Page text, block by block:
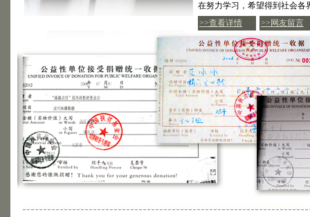
在努力学习，希望得到社会各
>>查看详情
>>网友留言